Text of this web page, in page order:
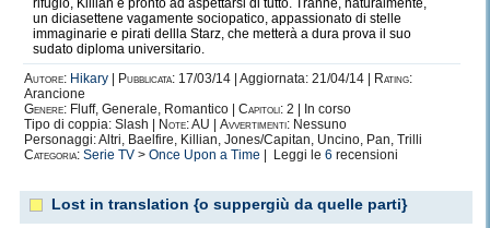
rifugio, Killian é pronto ad aspettarsi di tutto. Tranne, naturalmente,
un diciasettene vagamente sociopatico, appassionato di stelle
immaginarie e pirati dellla Starz, che metterà a dura prova il suo
sudato diploma universitario.
Autore: Hikary Pubblicata: 17/03/14 | Aggiornata: 21/04/14 |
Rating:
Arancione
Genere: Fluff, Generale, Romantico | Capitoli: 2 | In corso
Tipo di coppia: Slash |
Note:AU | Avvertimenti: Nessuno
Personaggi: Altri, Baelfire, Killian, Jones/Capitan, Uncino, Pan, Trilli
Categoria: Serie TV > Once Upon a Time | Leggi le 6 recensioni
Lost in translation {o suppergiù da quelle parti}